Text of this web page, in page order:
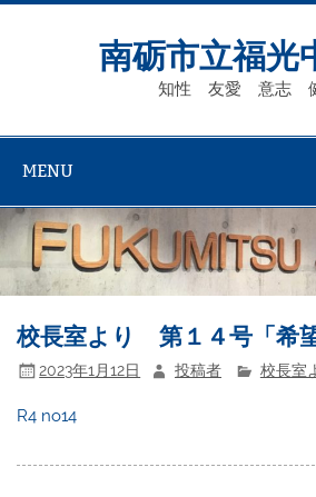
Skip
南砺市立福光
知性 友愛 意志
MENU
校長室より 第１４号「希
2023年1月12日 投稿者 校長室
R4 no14